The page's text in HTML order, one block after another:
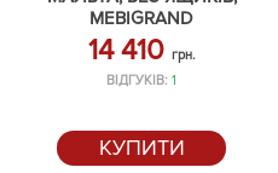
MEBIGRAND
14 410 грн.
ВІДГУКІВ:1
КУПИТИ